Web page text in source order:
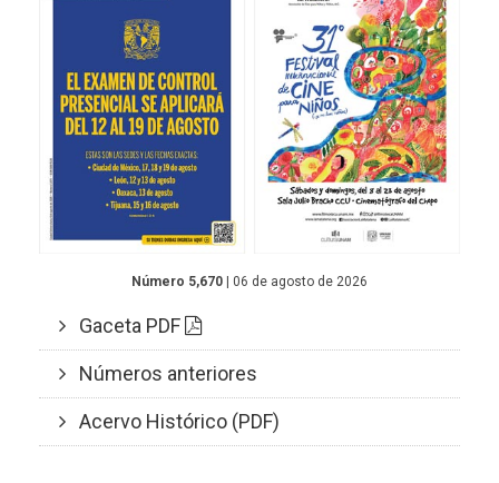
Número 5,670 | 06 de agosto de 2026
Gaceta PDF
Números anteriores
Acervo Histórico (PDF)